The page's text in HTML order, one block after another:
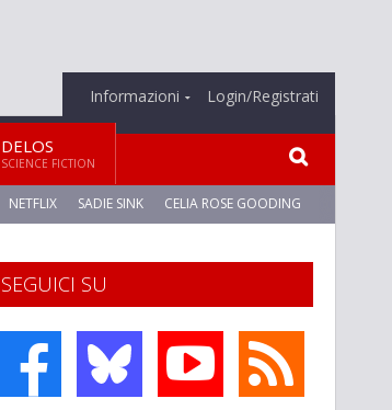
Informazioni Login/Registrati
DELOS
SCIENCE FICTION
NETFLIX SADIE SINK CELIA ROSE GOODING
SEGUICI SU